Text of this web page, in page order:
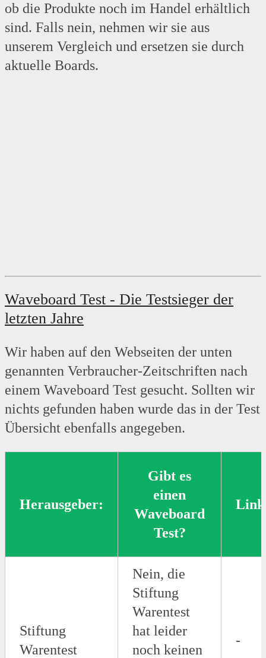
ob die Produkte noch im Handel erhältlich
sind. Falls nein, nehmen wir sie aus
unserem Vergleich und ersetzen sie durch
aktuelle Boards.
Waveboard Test - Die Testsieger der
letzten Jahre
Wir haben auf den Webseiten der unten
genannten Verbraucher-Zeitschriften nach
einem Waveboard Test gesucht. Sollten wir
nichts gefunden haben wurde das in der Test
Übersicht ebenfalls angegeben.
Herausgeber:
Gibt es
einen
Waveboard
Test?
Stiftung
Warentest
Nein, die
Stiftung
Warentest
hat leider
noch keinen
-